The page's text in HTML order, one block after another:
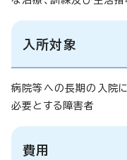
入所対象
病院等への長期の入院
必要とする障害者
費用